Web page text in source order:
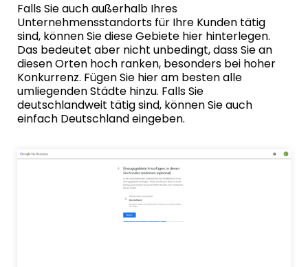
Falls Sie auch außerhalb Ihres
Unternehmensstandorts für Ihre Kunden tätig
sind, können Sie diese Gebiete hier hinterlegen.
Das bedeutet aber nicht unbedingt, dass Sie an
diesen Orten hoch ranken, besonders bei hoher
Konkurrenz. Fügen Sie hier am besten alle
umliegenden Städte hinzu. Falls Sie
deutschlandweit tätig sind, können Sie auch
einfach Deutschland eingeben.